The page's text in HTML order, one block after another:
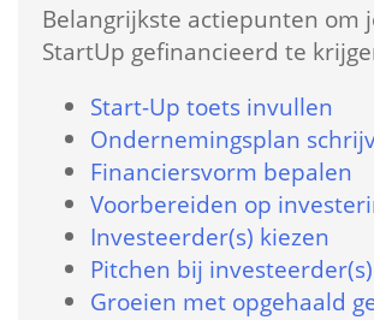
Belangrijkste actie­punten om
StartUp gefinancieerd te
Start-Up toets in­vullen
Onder­nemings­plan
Financiers­vorm bepalen
Voorbereiden op
Investeerder(s) kiezen
Pitchen bij investeerder(s)
Groeien met opgehaald